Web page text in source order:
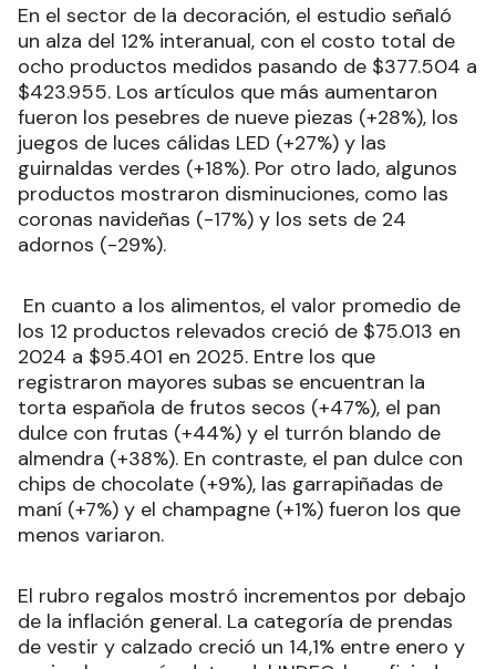
En el sector de la decoración, el estudio señaló
un alza del 12% interanual, con el costo total de
ocho productos medidos pasando de $377.504 a
$423.955. Los artículos que más aumentaron
fueron los pesebres de nueve piezas (+28%), los
juegos de luces cálidas LED (+27%) y las
guirnaldas verdes (+18%). Por otro lado, algunos
productos mostraron disminuciones, como las
coronas navideñas (-17%) y los sets de 24
adornos (-29%).
En cuanto a los alimentos, el valor promedio de
los 12 productos relevados creció de $75.013 en
2024 a $95.401 en 2025. Entre los que
registraron mayores subas se encuentran la
torta española de frutos secos (+47%), el pan
dulce con frutas (+44%) y el turrón blando de
almendra (+38%). En contraste, el pan dulce con
chips de chocolate (+9%), las garrapiñadas de
maní (+7%) y el champagne (+1%) fueron los que
menos variaron.
El rubro regalos mostró incrementos por debajo
de la inflación general. La categoría de prendas
de vestir y calzado creció un 14,1% entre enero y